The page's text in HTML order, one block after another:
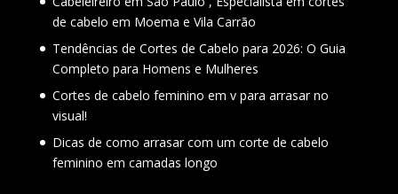
de cabelo em Moema e Vila Carrão
Tendências de Cortes de Cabelo para 2026: O Guia
Completo para Homens e Mulheres
Cortes de cabelo feminino em v para arrasar no
visual!
Dicas de como arrasar com um corte de cabelo
feminino em camadas longo